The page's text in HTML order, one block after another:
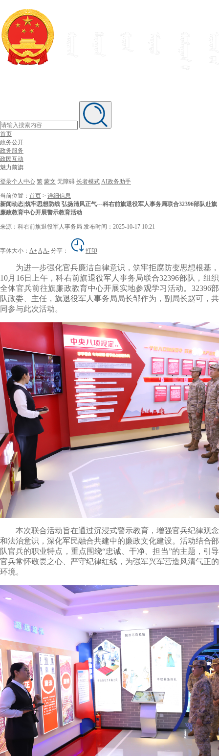
首页
政务公开
政务服务
政民互动
魅力前旗
登录个人中心 繁 蒙文 无障碍 长者模式 AI政务助手
当前位置： 首页 > 详细信息
新闻动态|筑牢思想防线 弘扬清风正气---科右前旗退役军人事务局联合32396部队赴旗
廉政教育中心开展警示教育活动
来源：科右前旗退役军人事务局 发布时间：2025-10-17 10:21
字体大小： A+ AA- 分享： 打印
为进一步强化官兵廉洁自律意识，筑牢拒腐防变思想根基，
10月16日上午，科右前旗退役军人事务局联合32396部队 ， 组织
全体官兵前往旗廉政教育中心开展实地参观学习活动。 32396部
队政委
主任， 旗退役军人事务局局长邹作为， 副局长赵可， 共
同参与此次活动。
本次联合活动旨在通过沉浸式警示教育，增强官兵纪律观念
和法治意识，深化军民融合共建中的廉政文化建设。活动结合部
队官兵的职业特点，重点围绕“忠诚、干净、担当”的主题，引导
官兵常怀敬畏之心、严守纪律红线，为强军兴军营造风清气正的
环境。